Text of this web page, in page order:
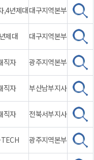
,4년제대대구지역본부
제대 대구지역본부
직자 광주지역본부
직자 부산남부지사
직자 전북서부지사
광주지역본부